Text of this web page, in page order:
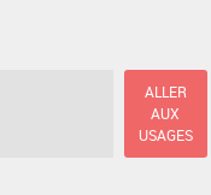
ALLER
AUX
USAGES